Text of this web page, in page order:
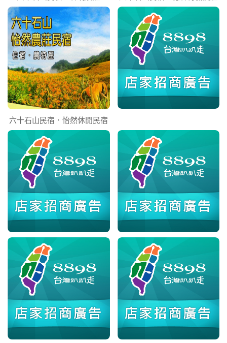
六十石山民宿．怡然休閒民宿